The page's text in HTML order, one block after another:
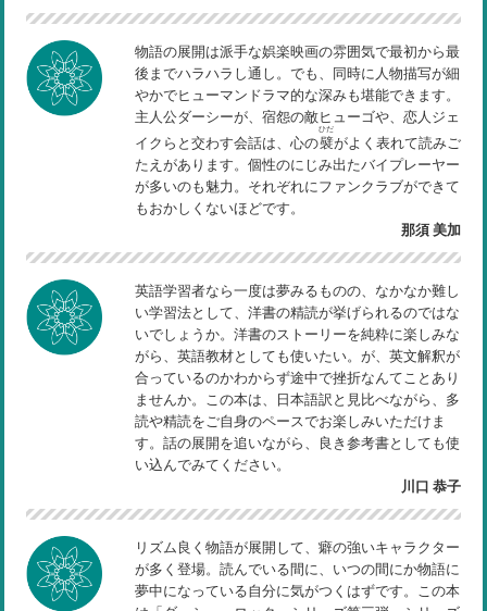
物語の展開は派手な娯楽映画の雰囲気で最初から最
後までハラハラし通し。でも、同時に人物描写が細
やかでヒューマンドラマ的な深みも堪能できます。
主人公ダーシーが、宿怨の敵ヒューゴや、恋人ジェ
イクらと交わす会話は、心の襞
ひだ
がよく表れて読みご
たえがあります。個性のにじみ出たバイプレーヤー
が多いのも魅力。それぞれにファンクラブができて
もおかしくないほどです。
那須 美加
英語学習者なら一度は夢みるものの、なかなか難し
い学習法として、洋書の精読が挙げられるのではな
いでしょうか。洋書のストーリーを純粋に楽しみな
がら、英語教材としても使いたい。が、英文解釈が
合っているのかわからず途中で挫折なんてことあり
ませんか。この本は、日本語訳と見比べながら、多
読や精読をご自身のペースでお楽しみいただけま
す。話の展開を追いながら、良き参考書としても使
い込んでみてください。
川口 恭子
リズム良く物語が展開して、癖の強いキャラクター
が多く登場。読んでいる間に、いつの間にか物語に
夢中になっている自分に気がつくはずです。この本